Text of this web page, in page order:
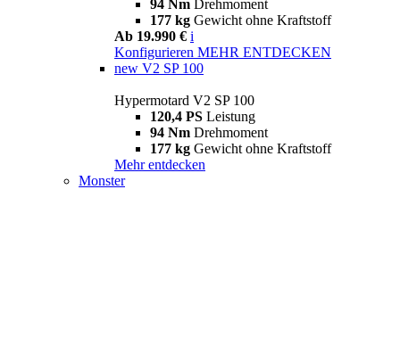
94 Nm Drehmoment
177 kg Gewicht ohne Kraftstoff
Ab 19.990 € i
Konfigurieren MEHR ENTDECKEN
new V2 SP 100
Hypermotard V2 SP 100
120,4 PS Leistung
94 Nm Drehmoment
177 kg Gewicht ohne Kraftstoff
Mehr entdecken
Monster